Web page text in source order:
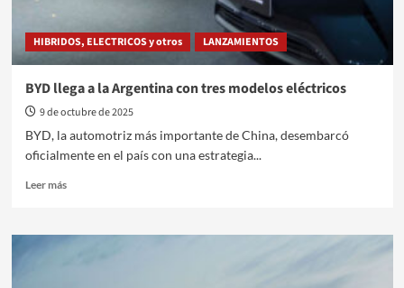
HIBRIDOS, ELECTRICOS y otros LANZAMIENTOS
BYD llega a la Argentina con tres modelos eléctricos
9 de octubre de 2025
BYD, la automotriz más importante de China, desembarcó
oficialmente en el país con una estrategia...
Leer másLeer
BYD